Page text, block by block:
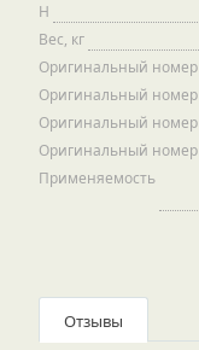
H
Вес, кг
Оригинальный номер
Оригинальный номер
Оригинальный номер
Оригинальный номер
Применяемость
Отзывы